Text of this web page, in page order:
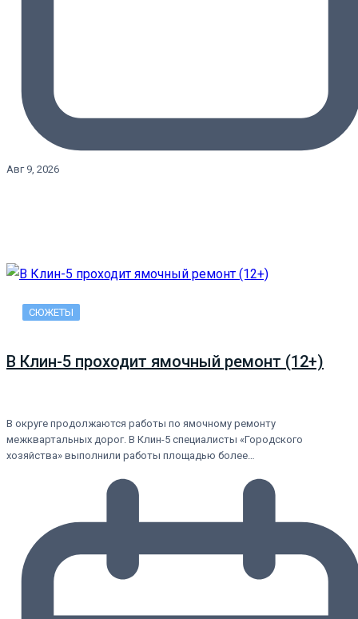
Авг 9, 2026
СЮЖЕТЫ
В Клин-5 проходит ямочный ремонт (12+)
В округе продолжаются работы по ямочному ремонту
межквартальных дорог. В Клин-5 специалисты «Городского
хозяйства» выполнили работы площадью более…